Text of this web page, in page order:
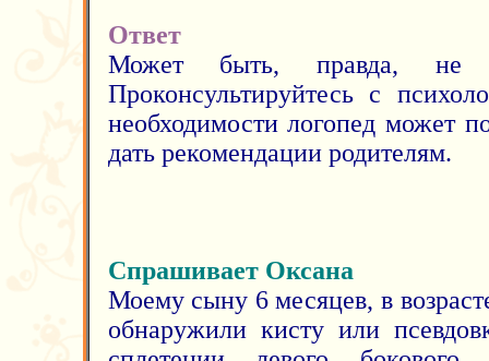
Ответ
Может быть, правда, не
Проконсультируйтесь с
необходимости логопед может
дать рекомендации родителям.
Спрашивает Оксана
Моему сыну 6 месяцев, в
обнаружили кисту или